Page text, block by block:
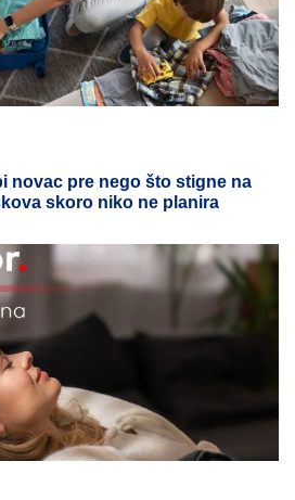
novac pre nego što stigne na
skoro niko ne planira